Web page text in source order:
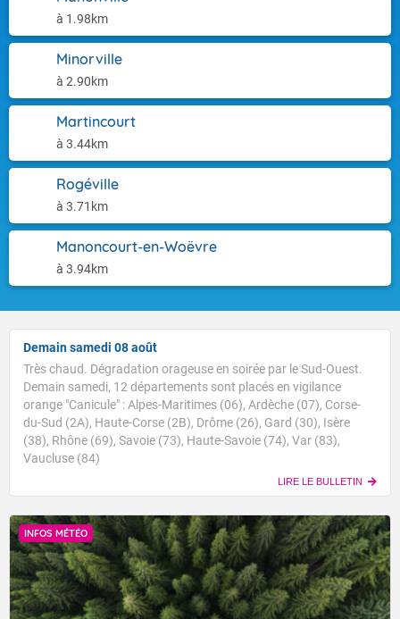
à 1.98km
Minorville
à 2.90km
Martincourt
à 3.44km
Rogéville
à 3.71km
Manoncourt-en-Woëvre
à 3.94km
Demain samedi 08 août
Très chaud. Dégradation orageuse en soirée par le Sud-Ouest.
Demain samedi, 12 départements sont placés en vigilance
orange "Canicule" : Alpes-Maritimes (06), Ardèche (07), Corse-
du-Sud (2A), Haute-Corse (2B), Drôme (26), Gard (30), Isère
(38), Rhône (69), Savoie (73), Haute-Savoie (74), Var (83),
Vaucluse (84)
LIRE LE BULLETIN
INFOS MÉTÉO